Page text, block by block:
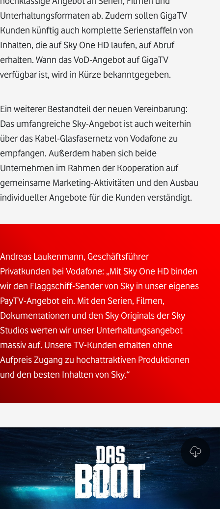
Unterhaltungsformaten ab. Zudem sollen GigaTV
Kunden künftig auch komplette Serienstaffeln von
Inhalten, die auf Sky One HD laufen, auf Abruf
erhalten. Wann das VoD-Angebot auf GigaTV
verfügbar ist, wird in Kürze bekanntgegeben.
Ein weiterer Bestandteil der neuen Vereinbarung:
Das umfangreiche Sky-Angebot ist auch weiterhin
über das Kabel-Glasfasernetz von Vodafone zu
empfangen. Außerdem haben sich beide
Unternehmen im Rahmen der Kooperation auf
gemeinsame Marketing-Aktivitäten und den Ausbau
individueller Angebote für die Kunden verständigt.
Andreas Laukenmann, Geschäftsführer
Privatkunden bei Vodafone: „Mit Sky One HD binden
wir den Flaggschiff-Sender von Sky in unser eigenes
PayTV-Angebot ein. Mit den Serien, Filmen,
Dokumentationen und den Sky Originals der Sky
Studios werten wir unser Unterhaltungsangebot
massiv auf. Unsere TV-Kunden erhalten ohne
Aufpreis Zugang zu hochattraktiven Produktionen
und den besten Inhalten von Sky.“